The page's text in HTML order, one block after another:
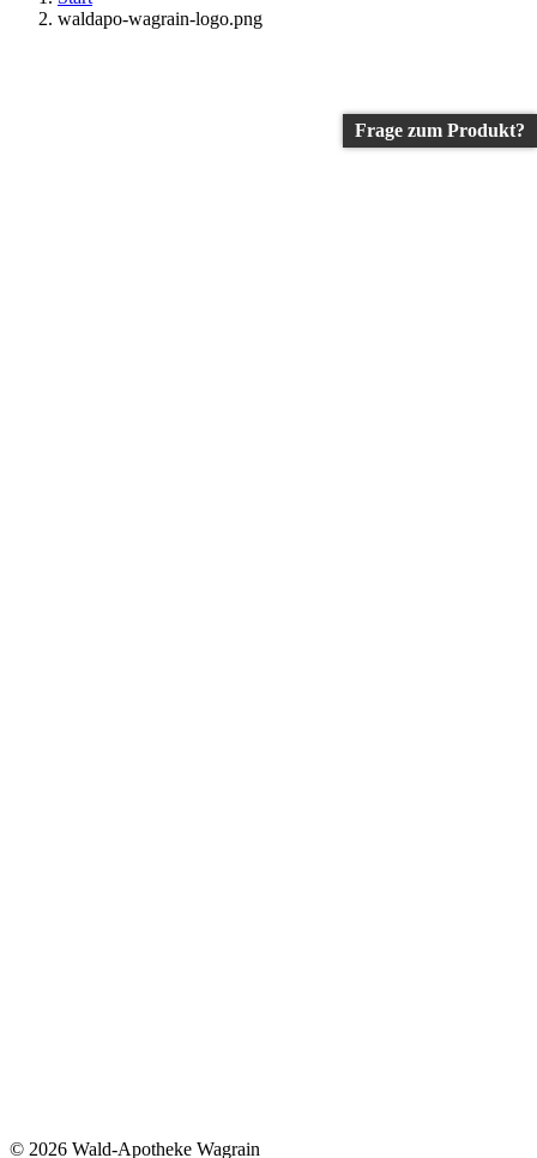
waldapo-wagrain-logo.png
© 2026 Wald-Apotheke Wagrain
Frage zum Produkt?